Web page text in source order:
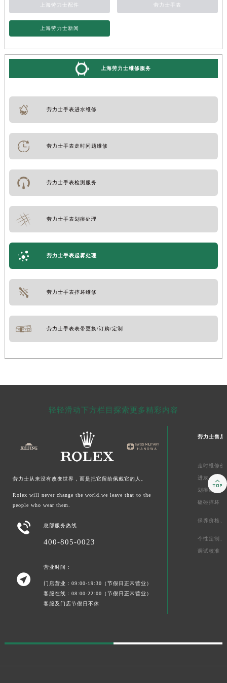
上海劳力士配件 劳力士手表
上海劳力士新闻
上海劳力士维修服务
劳力士手表进水维修
劳力士手表走时问题维修
劳力士手表检测服务
劳力士手表划痕处理
劳力士手表起雾处理
劳力士手表摔坏维修
劳力士手表表带更换/订购/定制
轻轻滑动下方栏目探索更多精彩内容
劳力士从来没有改变世界，而是把它留给佩戴它的人。
Rolex will never change the world.we leave that to the
people who wear them.
 总部服务热线
400-805-0023

营业时间：
门店营业：09:00-19:30（节假日正常营业）
客服在线：08:00-22:00（节假日正常营业）
客服及门店节假日不休
劳力士售后
走时维修价
进灰、 起
划痕维修价
磕碰摔坏
保养价格、
个性定制、
调试校准
